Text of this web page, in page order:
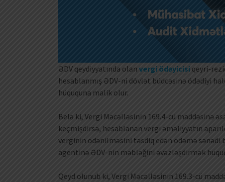
ƏDV qeydiyyatında olan vergi ödəyicisi qeyri-
hesablanmış ƏDV-ni dövlət büdcəsinə ödədiyi
hüququna malik olur.
Belə ki, Vergi Məcəlləsinin 169.4-cü maddəsinə
keçmişdirsə, hesablanan vergi əməliyyatın
verginin ödənilməsini təsdiq edən ödəmə sənədi
agentinə ƏDV-nin məbləğini əvəzləşdirmək
Qeyd olunub ki, Vergi Məcəlləsinin 169.3-cü